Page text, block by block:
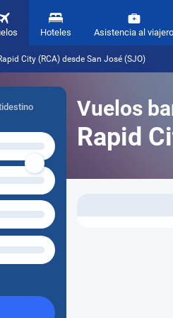
Hoteles Asistencia al viajero
City (RCA) desde San José (SJO)
Vuelos
Rapid